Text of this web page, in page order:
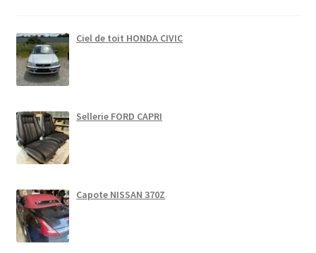
Ciel de toit HONDA CIVIC
Sellerie FORD CAPRI
Capote NISSAN 370Z